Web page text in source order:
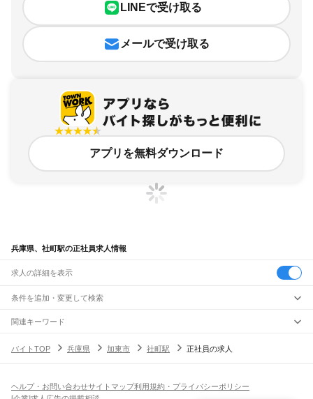
LINEで受け取る
メールで受け取る
アプリを無料ダウンロード
兵庫県、社町駅の正社員求人情報
求人の詳細を表示
条件を追加・変更して検索
市区町村を追加・変更
兵庫県すべて
姫路市尼崎市明石市西宮市洲本市芦屋市伊丹市相生市豊岡市加古川市
駅を追加・変更
尼崎駅 立花駅甲子園口駅 さくら夙川駅 芦屋駅 甲南山手駅
六甲道駅摩耶駅灘駅三ノ宮駅元町駅神戸駅
飲食・フードサービス
特徴を追加・変更
関連キーワード
バイトTOP
兵庫県 加東市 社町駅 正社員の求人
ヘルプ・お問い合わせサイトマップ利用規約・プライバシーポリシー